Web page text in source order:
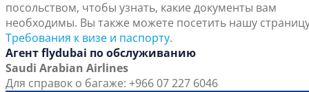
посольством, чтобы узнать, какие документы вам
необходимы. Вы также можете посетить нашу
Требования к визе и паспорту.
Агент flydubai по обслуживанию
Saudi Arabian Airlines
Для справок о багаже: +966 07 227 6046